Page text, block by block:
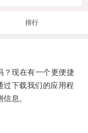
排行
现在有一个更便捷
过下载我们的应用程
息。